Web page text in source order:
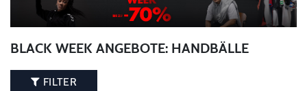
BLACK WEEK ANGEBOTE: HANDBÄLLE
FILTER